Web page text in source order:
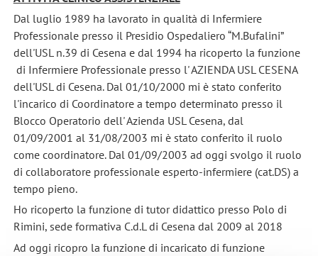
Dal luglio 1989 ha lavorato in qualità di Infermiere
Professionale presso il Presidio Ospedaliero “M.Bufalini”
dell'USL n.39 di Cesena e dal 1994 ha ricoperto la funzione
di Infermiere Professionale presso l' AZIENDA USL CESENA
dell'USL di Cesena. Dal 01/10/2000 mi è stato conferito
l'incarico di Coordinatore a tempo determinato presso il
Blocco Operatorio dell' Azienda USL Cesena, dal
01/09/2001 al 31/08/2003 mi è stato conferito il ruolo
come coordinatore. Dal 01/09/2003 ad oggi svolgo il ruolo
di collaboratore professionale esperto-infermiere (cat.DS) a
tempo pieno.
Ho ricoperto la funzione di tutor didattico presso Polo di
Rimini, sede formativa C.d.L di Cesena dal 2009 al 2018
Ad oggi ricopro la funzione di incaricato di funzione